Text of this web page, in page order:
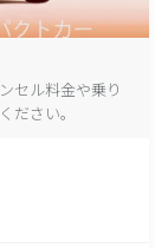
セル料金や乗り
ださい。